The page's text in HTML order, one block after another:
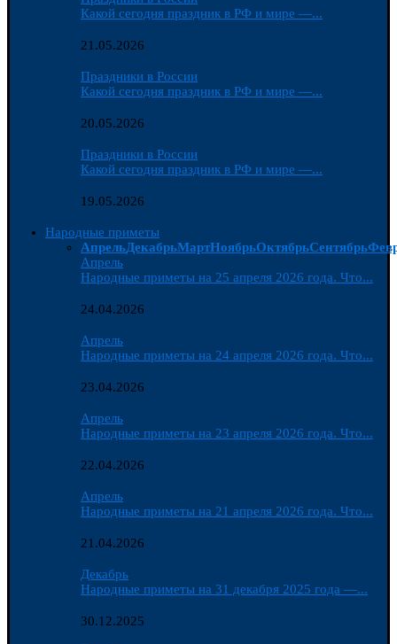
Какой сегодня праздник в РФ и мире —...
21.05.2026
Праздники в России
Какой сегодня праздник в РФ и мире —...
20.05.2026
Праздники в России
Какой сегодня праздник в РФ и мире —...
19.05.2026
Народные приметы
АпрельДекабрьМартНоябрьОктябрьСентябрь
Апрель
Народные приметы на 25 апреля 2026 года. Что...
24.04.2026
Апрель
Народные приметы на 24 апреля 2026 года. Что...
23.04.2026
Апрель
Народные приметы на 23 апреля 2026 года. Что...
22.04.2026
Апрель
Народные приметы на 21 апреля 2026 года. Что...
21.04.2026
Декабрь
Народные приметы на 31 декабря 2025 года —...
30.12.2025